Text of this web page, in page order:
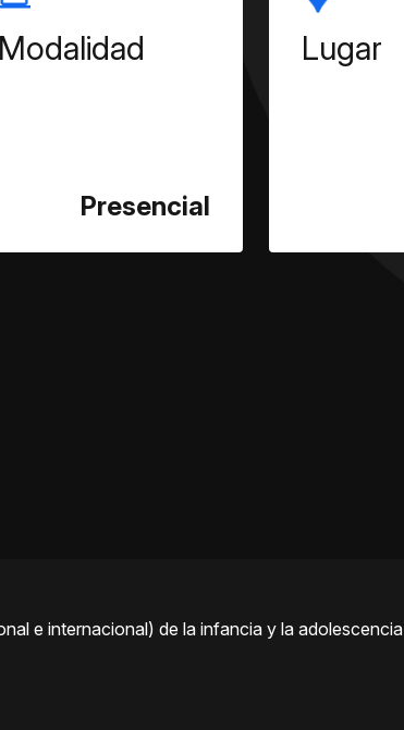
Modalidad
Presencial
Lugar
e internacional) de la infancia y la adolescencia